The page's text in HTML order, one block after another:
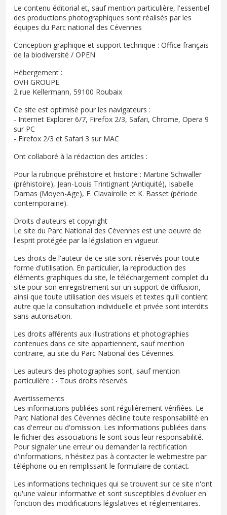
Le contenu éditorial et, sauf mention particulière, l'essentiel
des productions photographiques sont réalisés par les
équipes du Parc national des Cévennes
Conception graphique et support technique : Office français
de la biodiversité / OPEN
Hébergement :
OVH GROUPE
2 rue Kellermann, 59100 Roubaix
Ce site est optimisé pour les navigateurs :
- Internet Explorer 6/7, Firefox 2/3, Safari, Chrome, Opera 9
sur PC
- Firefox 2/3 et Safari 3 sur MAC
Ont collaboré à la rédaction des articles :
Pour la rubrique préhistoire et histoire : Martine Schwaller
(préhistoire), Jean-Louis Trintignant (Antiquité), Isabelle
Darnas (Moyen-Age), F. Clavairolle et K. Basset (période
contemporaine).
Droits d'auteurs et copyright
Le site du Parc National des Cévennes est une oeuvre de
l'esprit protégée par la législation en vigueur.
Les droits de l'auteur de ce site sont réservés pour toute
forme d'utilisation. En particulier, la reproduction des
éléments graphiques du site, le téléchargement complet du
site pour son enregistrement sur un support de diffusion,
ainsi que toute utilisation des visuels et textes qu'il contient
autre que la consultation individuelle et privée sont interdits
sans autorisation.
Les droits afférents aux illustrations et photographies
contenues dans ce site appartiennent, sauf mention
contraire, au site du Parc National des Cévennes.
Les auteurs des photographies sont, sauf mention
particulière : - Tous droits réservés.
Avertissements
Les informations publiées sont régulièrement vérifiées. Le
Parc National des Cévennes décline toute responsabilité en
cas d'erreur ou d'omission. Les informations publiées dans
le fichier des associations le sont sous leur responsabilité.
Pour signaler une erreur ou demander la rectification
d'informations, n'hésitez pas à contacter le webmestre par
téléphone ou en remplissant le formulaire de contact.
Les informations techniques qui se trouvent sur ce site n'ont
qu'une valeur informative et sont susceptibles d'évoluer en
fonction des modifications législatives et réglementaires.